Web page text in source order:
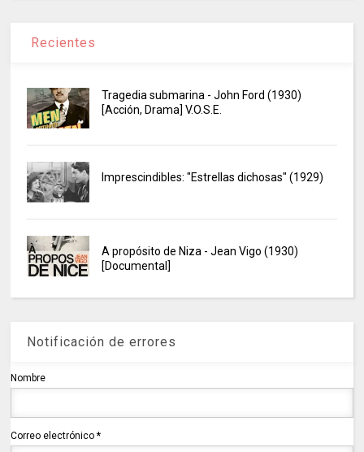
Recientes
Tragedia submarina - John Ford (1930)
[Acción, Drama] V.O.S.E.
Imprescindibles: "Estrellas dichosas" (1929)
A propósito de Niza - Jean Vigo (1930)
[Documental]
Notificación de errores
Nombre
Correo electrónico*